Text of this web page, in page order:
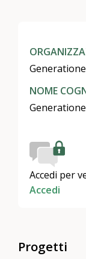
NOME
Accedi per
Accedi
Progetti